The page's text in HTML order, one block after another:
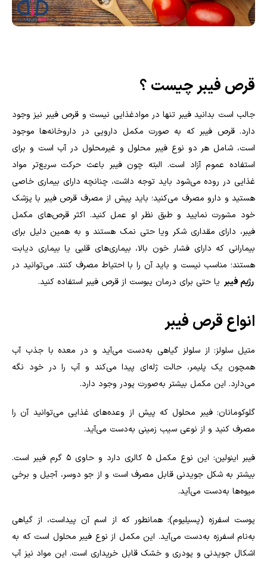
قرص فیبر چیست ؟
جالب است بدانید فیبر تنها در موادغذایی نیست و قرص فیبر نیز وجود
دارد. قرص فیبر که به صورت مکمل دارویی در داروخانه‌ها موجود
است، شامل هر دو نوع فیبر محلول و غیرمحلول در آب است و برای
استفاده عموم آزاد است. البته چون فیبر باعث حرکت سریع‌تر مواد
غذایی در روده می‌شود باید توجه داشت، چنانچه دارای بیماری خاصی
هستید و دارو مصرف می‌کنید؛ باید پیش از مصرف قرص فیبر با پزشک
خود مشورت نمایید و طبق نظر او عمل کنید. اکثر قرص‌های مکمل
فیبر، دارای مقداری شکر و‌یا حتی نمک هستند و به همین دلیل برای
بیمارانی که دارای فشار خون بالا، بیماری‌های قلبی یا بیماری دیابت
هستند؛ مناسب نیست و باید آن را با احتیاط مصرف کنند. می‌توانید در
رژیم فیبر یا حتی برای درمان یبوست از قرص فیبر استفاده کنید.
انواع قرص فیبر
متیل سلولز: از سلولز گیاهی به‌دست می‌آید و در معده با جذب آب
همچون یک پلیمر، حالت ژله‌ای پیدا می‌کند و آب را در خود نگه
می‌دارد. این مکمل بیشتر به‌صورت پودر وجود دارد.
گلوکومانان: فیبر محلول که پیش از وعده‌های غذایی می‌توانید آن را
مصرف کنید و از نوعی سیب زمینی به‌دست می‌آید.
فیبر اینولین: این نوع مکمل ۵ کالری دارد و حاوی ۵ گرم فیبر است.
بیشتر به شکل جویدنی قابل مصرف است و از جو دوسر، آجیل و برخی
میوه‌ها به‌دست می‌آید.
پوست اسفرزه (پسیلیوم): همانطور که از اسم آن پیداست، از گیاهی
به‌نام اسفرزه به‌دست می‌آید. این مکمل از نوع فیبر محلول است که به
اشکال جویدنی و پودری و خشک قابل خریداری است. این مواد نیز آب